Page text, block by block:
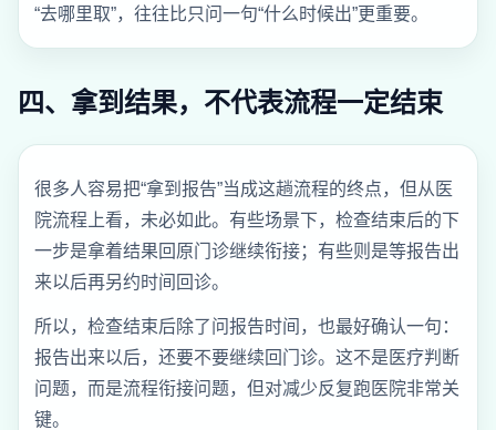
“去哪里取”，往往比只问一句“什么时候出”更重要。
四、拿到结果，不代表流程一定结束
很多人容易把“拿到报告”当成这趟流程的终点，但从医
院流程上看，未必如此。有些场景下，检查结束后的下
一步是拿着结果回原门诊继续衔接；有些则是等报告出
来以后再另约时间回诊。
所以，检查结束后除了问报告时间，也最好确认一句：
报告出来以后，还要不要继续回门诊。这不是医疗判断
问题，而是流程衔接问题，但对减少反复跑医院非常关
键。